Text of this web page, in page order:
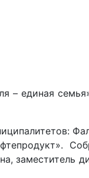
– единая
заместитель